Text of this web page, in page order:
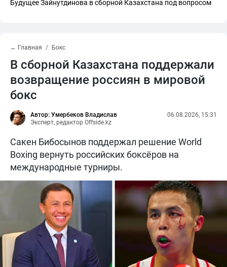
Будущее Зайнутдинова в сборной Казахстана под вопросом
← Главная Бокс
В сборной Казахстана поддержали
возвращение россиян в мировой
бокс
Автор: Умербеков Владислав
Эксперт, редактор Offside.kz
06.08.2026, 15:31
Сакен Бибосынов поддержал решение World
Boxing вернуть российских боксёров на
международные турниры.